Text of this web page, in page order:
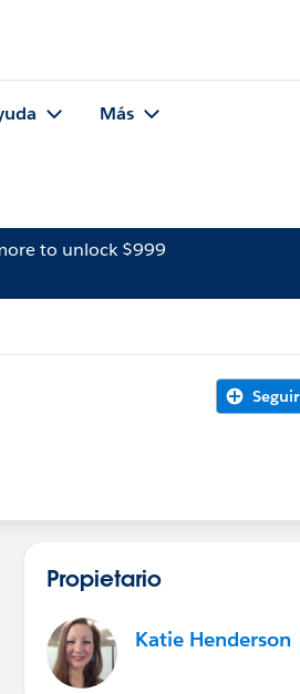
Más
to unlock $999
Seguir
Propietario
Katie Henderson